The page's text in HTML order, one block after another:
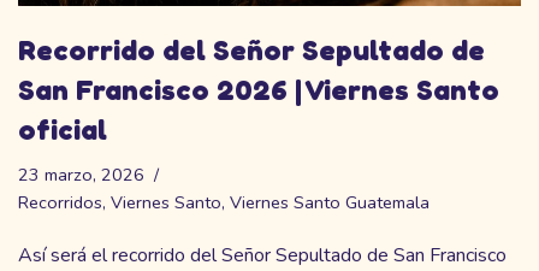
Recorrido del Señor Sepultado de
San Francisco 2026 | Viernes Santo
oficial
23 marzo, 2026
Recorridos, Viernes Santo, Viernes Santo Guatemala
Así será el recorrido del Señor Sepultado de San Francisco